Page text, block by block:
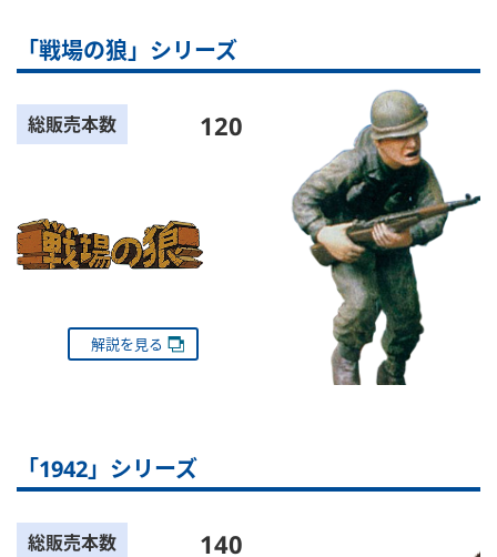
「戦場の狼」シリーズ
総販売本数 120
解説を見る
「1942」シリーズ
総販売本数 140